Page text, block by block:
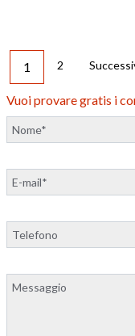
1 2
Vuoi provare gratis i